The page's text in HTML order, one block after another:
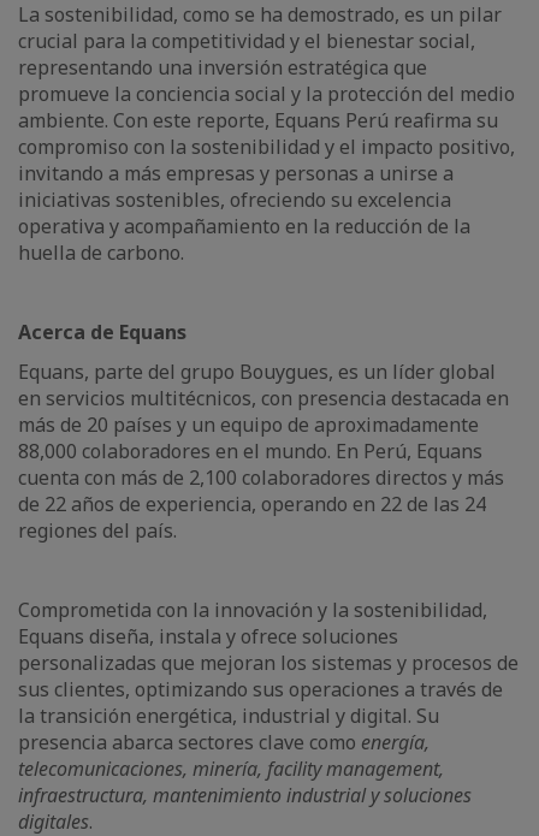
La sostenibilidad, como se ha demostrado, es un pilar
crucial para la competitividad y el bienestar social,
representando una inversión estratégica que
promueve la conciencia social y la protección del medio
ambiente. Con este reporte, Equans Perú reafirma su
compromiso con la sostenibilidad y el impacto positivo,
invitando a más empresas y personas a unirse a
iniciativas sostenibles, ofreciendo su excelencia
operativa y acompañamiento en la reducción de la
huella de carbono.
Acerca de Equans
Equans, parte del grupo Bouygues, es un líder global
en servicios multitécnicos, con presencia destacada en
más de 20 países y un equipo de aproximadamente
88,000 colaboradores en el mundo. En Perú, Equans
cuenta con más de 2,100 colaboradores directos y más
de 22 años de experiencia, operando en 22 de las 24
regiones del país.
Comprometida con la innovación y la sostenibilidad,
Equans diseña, instala y ofrece soluciones
personalizadas que mejoran los sistemas y procesos de
sus clientes, optimizando sus operaciones a través de
la transición energética, industrial y digital. Su
presencia abarca sectores clave como energía,
telecomunicaciones, minería, facility management,
infraestructura, mantenimiento industrial y soluciones
digitales.